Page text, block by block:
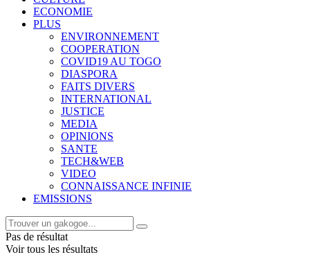
ECONOMIE
PLUS
ENVIRONNEMENT
COOPERATION
COVID19 AU TOGO
DIASPORA
FAITS DIVERS
INTERNATIONAL
JUSTICE
MEDIA
OPINIONS
SANTE
TECH&WEB
VIDEO
CONNAISSANCE INFINIE
EMISSIONS
Pas de résultat
Voir tous les résultats